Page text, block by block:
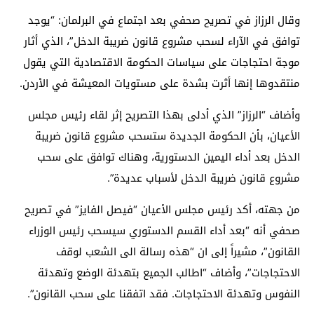
وقال الرزاز في تصريح صحفي بعد اجتماع في البرلمان: “يوجد
توافق في الآراء لسحب مشروع قانون ضريبة الدخل”، الذي أثار
موجة احتجاجات على سياسات الحكومة الاقتصادية التي يقول
منتقدوها إنها أثرت بشدة على مستويات المعيشة في الأردن.
وأضاف “الرزاز” الذي أدلى بهذا التصريح إثر لقاء رئيس مجلس
الأعيان، بأن الحكومة الجديدة ستسحب مشروع قانون ضريبة
الدخل بعد أداء اليمين الدستورية، وهناك توافق على سحب
مشروع قانون ضريبة الدخل لأسباب عديدة”.
من جهته، أكد رئيس مجلس الأعيان “فيصل الفايز” في تصريح
صحفي أنه “بعد أداء القسم الدستوري سيسحب رئيس الوزراء
القانون”، مشيراً إلى ان “هذه رسالة الى الشعب لوقف
الاحتجاجات”، وأضاف “اطالب الجميع بتهدئة الوضع وتهدئة
النفوس وتهدئة الاحتجاجات. فقد اتفقنا على سحب القانون”.